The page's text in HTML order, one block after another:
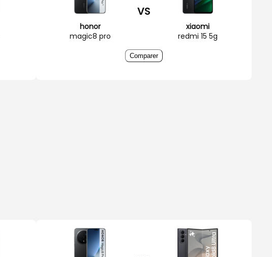
honor
magic8 pro
VS
xiaomi
redmi 15 5g
Comparer